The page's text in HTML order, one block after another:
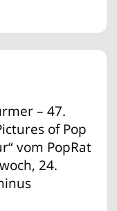
– 47.
of Pop
vom PopRat
24.